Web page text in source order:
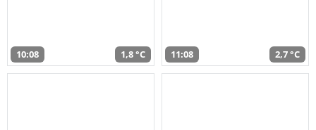
10:08 1,8 °C 11:08 2,7 °C